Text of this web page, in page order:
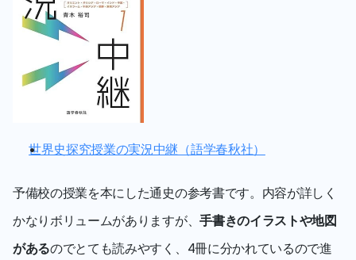
世界史探究授業の実況中継（語学春秋社）
予備校の授業を本にした通史の参考書です。内容が詳しく
かなりボリュームがありますが、手書きのイラストや地図
があるのでとても読みやすく、4冊に分かれているので進